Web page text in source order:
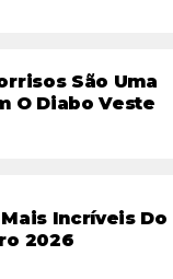
São Uma
O Diabo Veste
Incríveis Do
2026